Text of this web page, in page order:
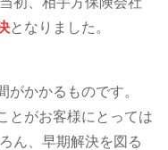
となりました。
かかるものです。
とがお客様にとっては
ん、早期解決を図る